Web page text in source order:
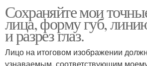
Сохраняйте мои
лица, форму губ,
и разрез глаз.
Лицо на итоговом изображении
узнаваемым, соответствующим